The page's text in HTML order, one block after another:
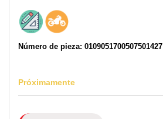
Número de pieza: 0109051700507501427
Próximamente